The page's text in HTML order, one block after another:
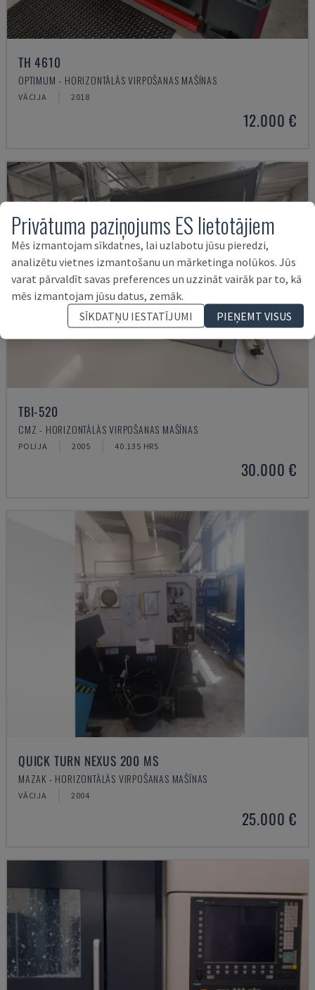
TH 4610
OPTIMUM - HORIZONTĀLĀS VIRPOŠANAS MAŠĪNAS
VĀCIJA 2018
12.000 €
TBI-520
CMZ - HORIZONTĀLĀS VIRPOŠANAS MAŠĪNAS
POLIJA 2005 40.135 HRS
30.000 €
QUICK TURN NEXUS 200 MS
MAZAK - HORIZONTĀLĀS VIRPOŠANAS MAŠĪNAS
VĀCIJA 2004
25.000 €
Privātuma paziņojums ES lietotājiem
Mēs izmantojam sīkdatnes, lai uzlabotu jūsu pieredzi,
analizētu vietnes izmantošanu un mārketinga nolūkos. Jūs
varat pārvaldīt savas preferences un uzzināt vairāk par to, kā
mēs izmantojam jūsu datus, zemāk.
SĪKDATŅU IESTATĪJUMI
PIEŅEMT VISUS